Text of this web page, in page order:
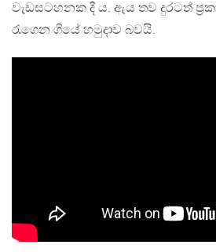
වැඩසටහනක දී ය. ඇය තව දුරටත්
රැගෙන ගියේ හමුදාව බවයි.